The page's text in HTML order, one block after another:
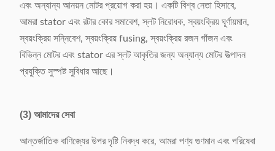
এবং অন্যান্য আনয়ন মোটর প্রয়োগ করা হয়। একটি বিশ্ব নেতা হিসাবে,
আমরা stator এবং রটার কোর সমাবেশ, স্লট নিরোধক, স্বয়ংক্রিয় ঘূর্ণায়মান,
স্বয়ংক্রিয় সন্নিবেশ, স্বয়ংক্রিয় fusing, স্বয়ংক্রিয় রজন গাঁজন এবং
বিভিন্ন মোটর এবং stator এর স্লট আকৃতির জন্য অন্যান্য মোটর উত্পাদন
প্রযুক্তি সুস্পষ্ট সুবিধার আছে।
(3) আমাদের সেবা
আন্তর্জাতিক বাণিজ্যের উপর দৃষ্টি নিবদ্ধ করে, আমরা পণ্য গুণমান এবং পরিষেবা